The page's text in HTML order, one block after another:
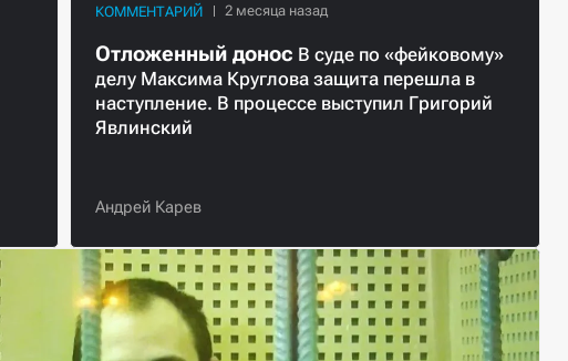
КОММЕНТАРИЙ
Отложенный донос В суде по «фейковому»
делу Максима Круглова защита перешла в
наступление. В процессе выступил Григорий
Явлинский
Андрей Карев